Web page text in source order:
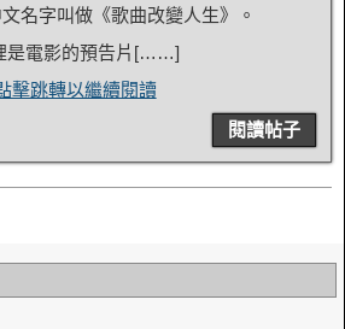
名字叫做《歌曲改變人生》。
是電影的預告片[……]
擊跳轉以繼續閱讀
閱讀帖子